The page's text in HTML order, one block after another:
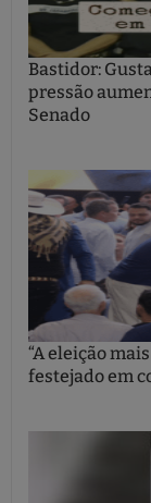
Bastidor:
pressão
Senado
“A eleição
festejado em